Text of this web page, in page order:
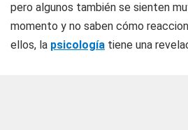
pero algunos también se sienten
momento y no saben cómo
ellos, la psicología tiene una